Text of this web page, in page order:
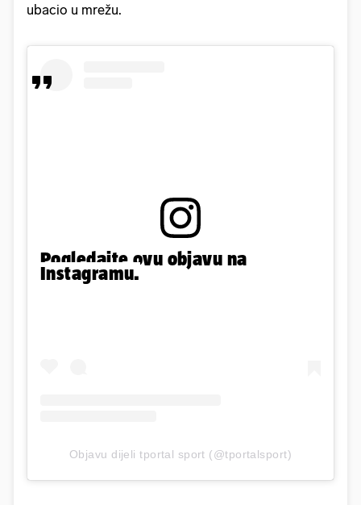
ubacio u mrežu.
Pogledajte ovu objavu na
Instagramu.
Objavu dijeli tportal sport (@tportalsport)